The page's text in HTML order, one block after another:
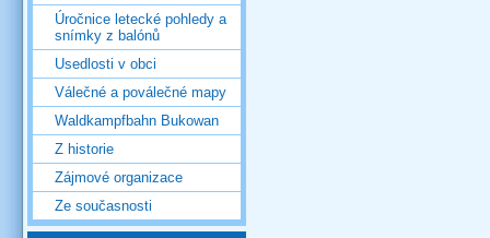
Úročnice letecké pohledy a
snímky z balónů
Usedlosti v obci
Válečné a poválečné mapy
Waldkampfbahn Bukowan
Z historie
Zájmové organizace
Ze současnosti